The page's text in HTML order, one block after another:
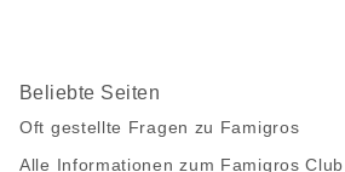
Beliebte Seiten
Oft gestellte Fragen zu Famigros
Alle Informationen zum Famigros Club